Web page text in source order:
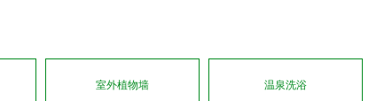
室外植物墙 温泉洗浴